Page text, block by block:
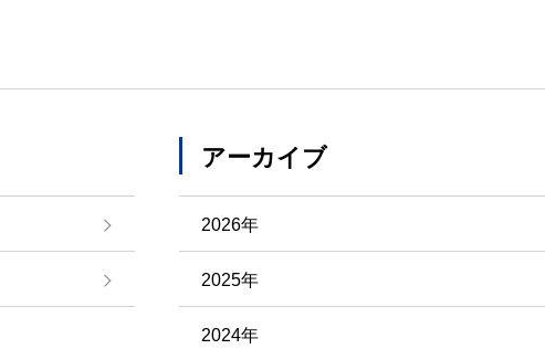
アーカイブ
2026年
2025年
2024年